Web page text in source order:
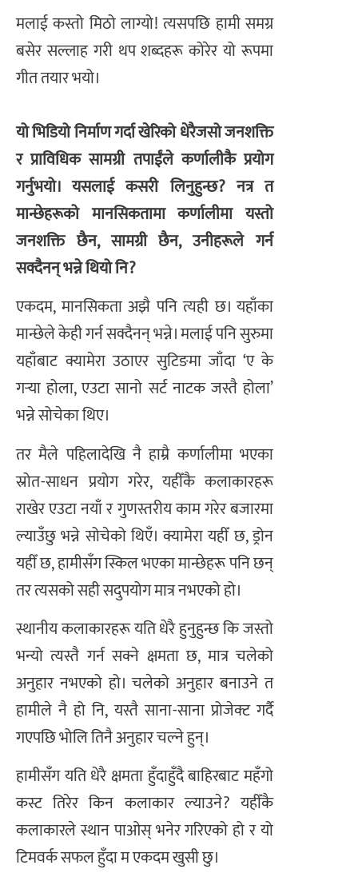
मलाई कस्तो मिठो लाग्यो! त्यसपछि हामी समग्र
बसेर सल्लाह गरी थप शब्दहरू कोरेर यो रूपमा
गीत तयार भयो।
यो भिडियो निर्माण गर्दा खेरिको धेरैजसो जनशक्ति
र प्राविधिक सामग्री तपाईंले कर्णालीकै प्रयोग
गर्नुभयो। यसलाई कसरी लिनुहुन्छ? नत्र त
मान्छेहरूको मानसिकतामा कर्णालीमा यस्तो
जनशक्ति छैन, सामग्री छैन, उनीहरूले गर्न
सक्दैनन् भन्ने थियो नि?
एकदम, मानसिकता अझै पनि त्यही छ। यहाँका
मान्छेले केही गर्न सक्दैनन् भन्ने। मलाई पनि सुरुमा
यहाँबाट क्यामेरा उठाएर सुटिङमा जाँदा ‘ए के
गर्‍या होला, एउटा सानो सर्ट नाटक जस्तै होला’
भन्ने सोचेका थिए।
तर मैले पहिलादेखि नै हाम्रै कर्णालीमा भएका
स्रोत-साधन प्रयोग गरेर, यहीँकै कलाकारहरू
राखेर एउटा नयाँ र गुणस्तरीय काम गरेर बजारमा
ल्याउँछु भन्ने सोचेको थिएँ। क्यामेरा यहीँ छ, ड्रोन
यहीँ छ, हामीसँग स्किल भएका मान्छेहरू पनि छन्
तर त्यसको सही सदुपयोग मात्र नभएको हो।
स्थानीय कलाकारहरू यति धेरै हुनुहुन्छ कि जस्तो
भन्यो त्यस्तै गर्न सक्ने क्षमता छ, मात्र चलेको
अनुहार नभएको हो। चलेको अनुहार बनाउने त
हामीले नै हो नि, यस्तै साना-साना प्रोजेक्ट गर्दै
गएपछि भोलि तिनै अनुहार चल्ने हुन्।
हामीसँग यति धेरै क्षमता हुँदाहुँदै बाहिरबाट महँगो
कस्ट तिरेर किन कलाकार ल्याउने? यहीँकै
कलाकारले स्थान पाओस् भनेर गरिएको हो र यो
टिमवर्क सफल हुँदा म एकदम खुसी छु।